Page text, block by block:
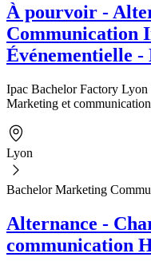
À pourvoir -
Communication
Événementielle -
Ipac Bachelor Factory
Marketing et
Lyon
Bachelor Marketing
Alternance -
communication